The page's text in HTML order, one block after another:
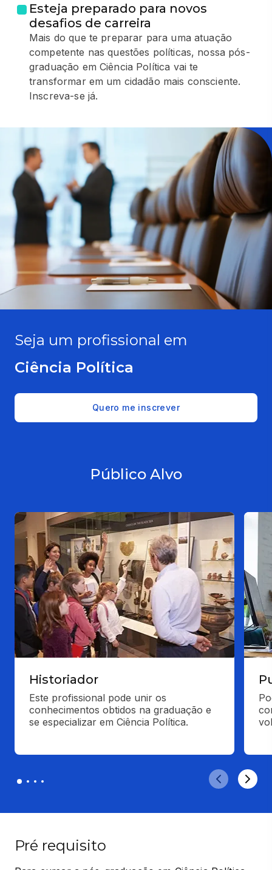
Esteja preparado para novos
desafios de carreira
Mais do que te preparar para uma atuação
competente nas questões políticas, nossa pós-
graduação em Ciência Política vai te
transformar em um cidadão mais consciente.
Inscreva-se já.
Seja um profissional em
Ciência Política
Quero me inscrever
Público Alvo
Historiador
Este profissional pode unir os
conhecimentos obtidos na graduação e
se especializar em Ciência Política.
Pré requisito